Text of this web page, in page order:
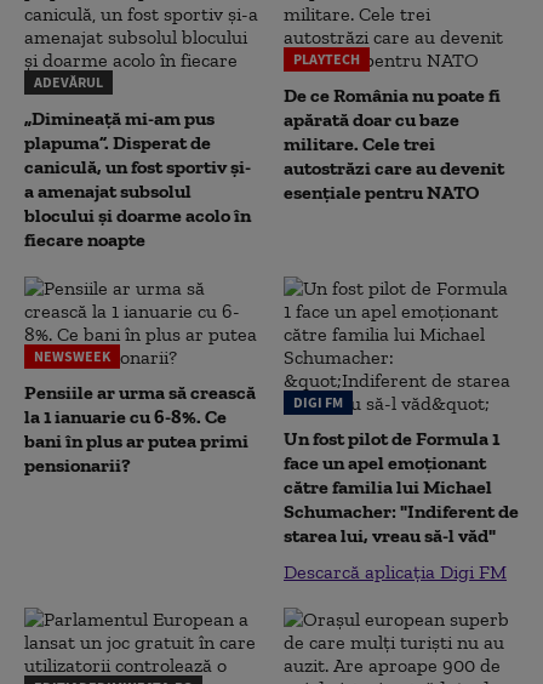
ADEVĂRUL
„Dimineață mi-am pus
plapuma”. Disperat de
caniculă, un fost sportiv și-
a amenajat subsolul
blocului și doarme acolo în
fiecare noapte
PLAYTECH
De ce România nu poate fi
apărată doar cu baze
militare. Cele trei
autostrăzi care au devenit
esențiale pentru NATO
NEWSWEEK
Pensiile ar urma să crească
la 1 ianuarie cu 6-8%. Ce
bani în plus ar putea primi
pensionarii?
DIGI FM
Un fost pilot de Formula 1
face un apel emoționant
către familia lui Michael
Schumacher: "Indiferent de
starea lui, vreau să-l văd"
Descarcă aplicația Digi FM